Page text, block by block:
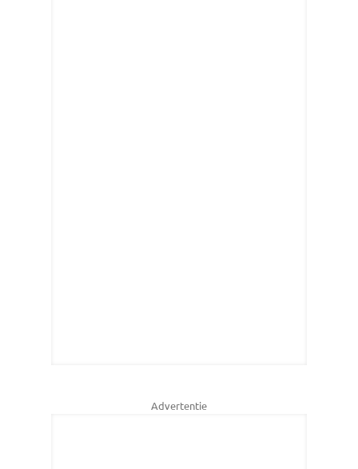
Advertentie